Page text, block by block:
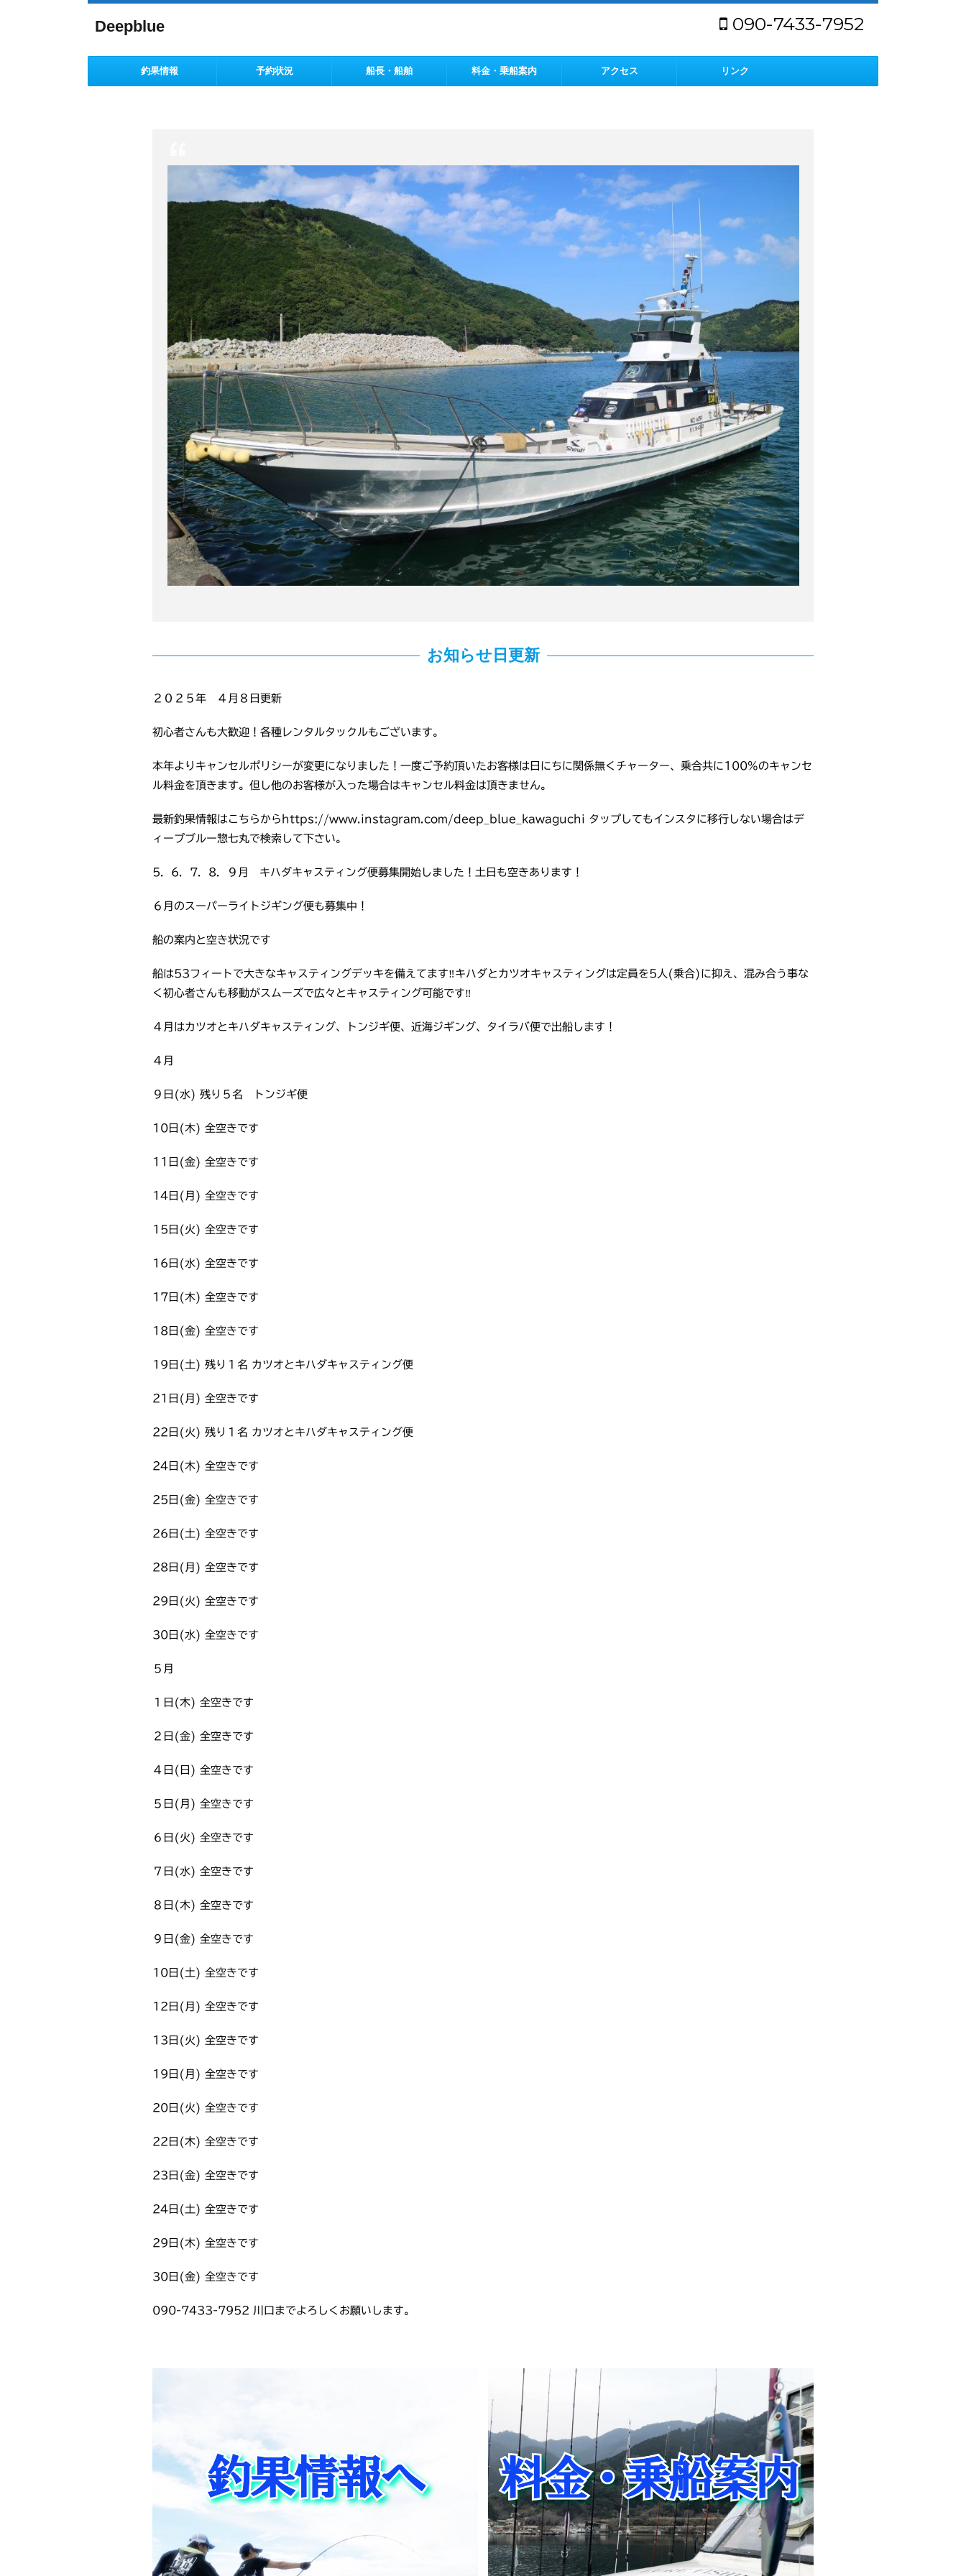
Deepblue 090-7433-7952
釣果情報 予約状況 船長・船舶 料金・乗船案内 アクセス リンク
お知らせ日更新
２０２５年 ４月８日更新
初心者さんも大歓迎！各種レンタルタックルもございます。
本年よりキャンセルポリシーが変更になりました！一度ご予約頂いたお客様は日にちに関係無くチャーター、乗合共に100%のキャンセ
ル料金を頂きます。但し他のお客様が入った場合はキャンセル料金は頂きません。
最新釣果情報はこちらからhttps://www.instagram.com/deep_blue_kawaguchi タップしてもインスタに移行しない場合はデ
ィープブルー惣七丸で検索して下さい。
5．6．7．8．９月 キハダキャスティング便募集開始しました！土日も空きあります！
６月のスーパーライトジギング便も募集中！
船の案内と空き状況です
船は53フィートで大きなキャスティングデッキを備えてます‼️キハダとカツオキャスティングは定員を5人(乗合)に抑え、混み合う事な
く初心者さんも移動がスムーズで広々とキャスティング可能です‼️
４月はカツオとキハダキャスティング、トンジギ便、近海ジギング、タイラバ便で出船します！
４月
９日(水) 残り５名 トンジギ便
10日(木) 全空きです
11日(金) 全空きです
14日(月) 全空きです
15日(火) 全空きです
16日(水) 全空きです
17日(木) 全空きです
18日(金) 全空きです
19日(土) 残り１名 カツオとキハダキャスティング便
21日(月) 全空きです
22日(火) 残り１名 カツオとキハダキャスティング便
24日(木) 全空きです
25日(金) 全空きです
26日(土) 全空きです
28日(月) 全空きです
29日(火) 全空きです
30日(水) 全空きです
５月
１日(木) 全空きです
２日(金) 全空きです
４日(日) 全空きです
５日(月) 全空きです
６日(火) 全空きです
７日(水) 全空きです
８日(木) 全空きです
９日(金) 全空きです
10日(土) 全空きです
12日(月) 全空きです
13日(火) 全空きです
19日(月) 全空きです
20日(火) 全空きです
22日(木) 全空きです
23日(金) 全空きです
24日(土) 全空きです
29日(木) 全空きです
30日(金) 全空きです
090-7433-7952 川口までよろしくお願いします。